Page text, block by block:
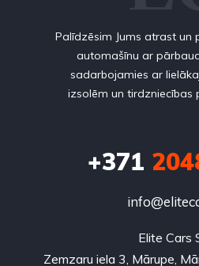
Palīdzēsim Jums atrast un
automašīnu ar
sadarbojamies ar
izsolēm un tirdzniecības
+371
Elite Cars
Zemzaru iela 3, Mārupe,